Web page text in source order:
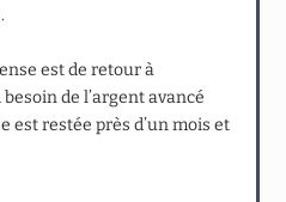
est de retour à
de l’argent avancé
est restée près d’un mois et